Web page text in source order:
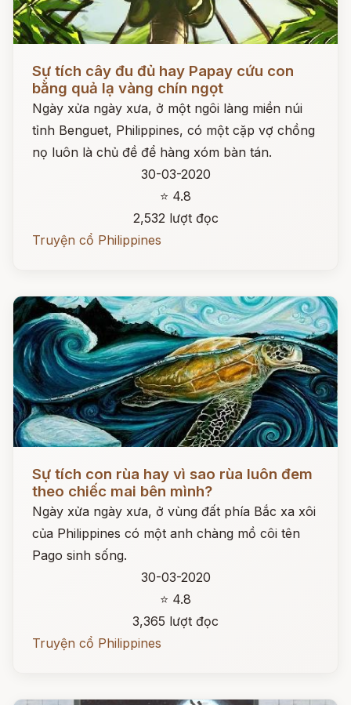
Sự tích cây đu đủ hay Papay cứu con
bằng quả lạ vàng chín ngọt
Ngày xửa ngày xưa, ở một ngôi làng miền núi
tỉnh Benguet, Philippines, có một cặp vợ chồng
nọ luôn là chủ đề để hàng xóm bàn tán.
30-03-2020
⭐ 4.8
2,532 lượt đọc
Truyện cổ Philippines
Sự tích con rùa hay vì sao rùa luôn đem
theo chiếc mai bên mình?
Ngày xửa ngày xưa, ở vùng đất phía Bắc xa xôi
của Philippines có một anh chàng mồ côi tên
Pago sinh sống.
30-03-2020
⭐ 4.8
3,365 lượt đọc
Truyện cổ Philippines